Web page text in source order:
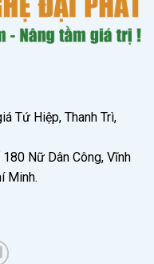
Tứ Hiệp, Thanh Trì,
180 Nữ Dân Công, Vĩnh
Minh.